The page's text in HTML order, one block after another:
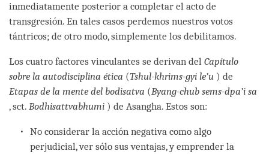
inmediatamente posterior a completar el acto de
transgresión. En tales casos perdemos nuestros votos
tántricos; de otro modo, simplemente los debilitamos.
Los cuatro factores vinculantes se derivan del Capítulo
sobre la autodisciplina ética (Tshul-khrims-gyi le’u ) de
Etapas de la mente del bodisatva (Byang-chub sems-dpa’i sa
, sct. Bodhisattvabhumi ) de Asangha. Estos son:
No considerar la acción negativa como algo
perjudicial, ver sólo sus ventajas, y emprender la